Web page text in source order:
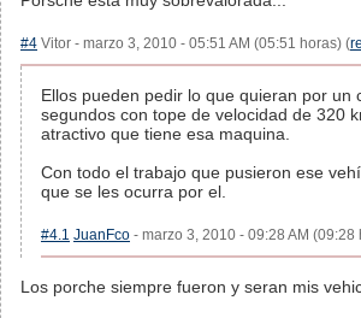
#4 Vitor - marzo 3, 2010 - 05:51 AM (05:51 horas) (
Ellos pueden pedir lo que quieran por
segundos con tope de velocidad de 320
atractivo que tiene esa maquina.
Con todo el trabajo que pusieron ese
que se les ocurra por el.
#4.1 JuanFco - marzo 3, 2010 - 09:28 AM (09:28
Los porche siempre fueron y seran mis